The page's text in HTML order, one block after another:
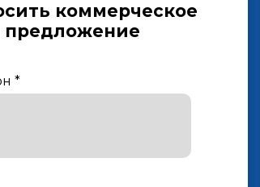
коммерческое
предложение
*